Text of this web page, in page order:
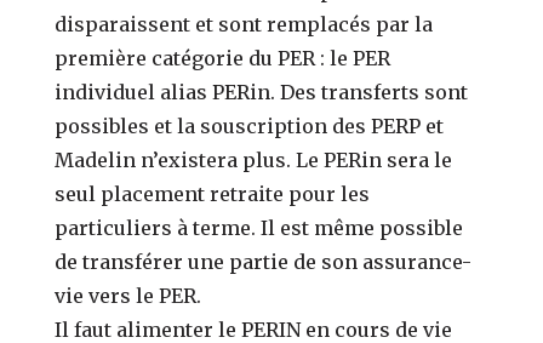
disparaissent et sont remplacés par la
première catégorie du PER : le PER
individuel alias PERin. Des transferts sont
possibles et la souscription des PERP et
Madelin n’existera plus. Le PERin sera le
seul placement retraite pour les
particuliers à terme. Il est même possible
de transférer une partie de son assurance-
vie vers le PER.
Il faut alimenter le PERIN en cours de vie